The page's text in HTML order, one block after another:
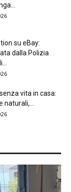
su eBay:
dalla Polizia
vita in casa:
naturali,...